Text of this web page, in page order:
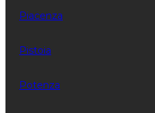
Piacenza
Pistoia
Potenza